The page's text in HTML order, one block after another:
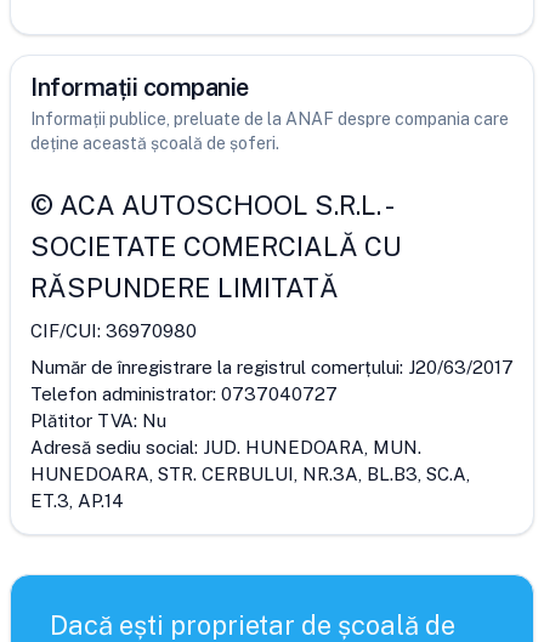
Informații companie
Informații publice, preluate de la ANAF despre compania care
deține această școală de șoferi.
© ACA AUTOSCHOOL S.R.L.-
SOCIETATE COMERCIALĂ CU
RĂSPUNDERE LIMITATĂ
CIF/CUI: 36970980
Număr de înregistrare la registrul comerțului: J20/63/2017
Telefon administrator: 0737040727
Plătitor TVA: Nu
Adresă sediu social: JUD. HUNEDOARA, MUN.
HUNEDOARA, STR. CERBULUI, NR.3A, BL.B3, SC.A,
ET.3, AP.14
Dacă ești proprietar de școală de